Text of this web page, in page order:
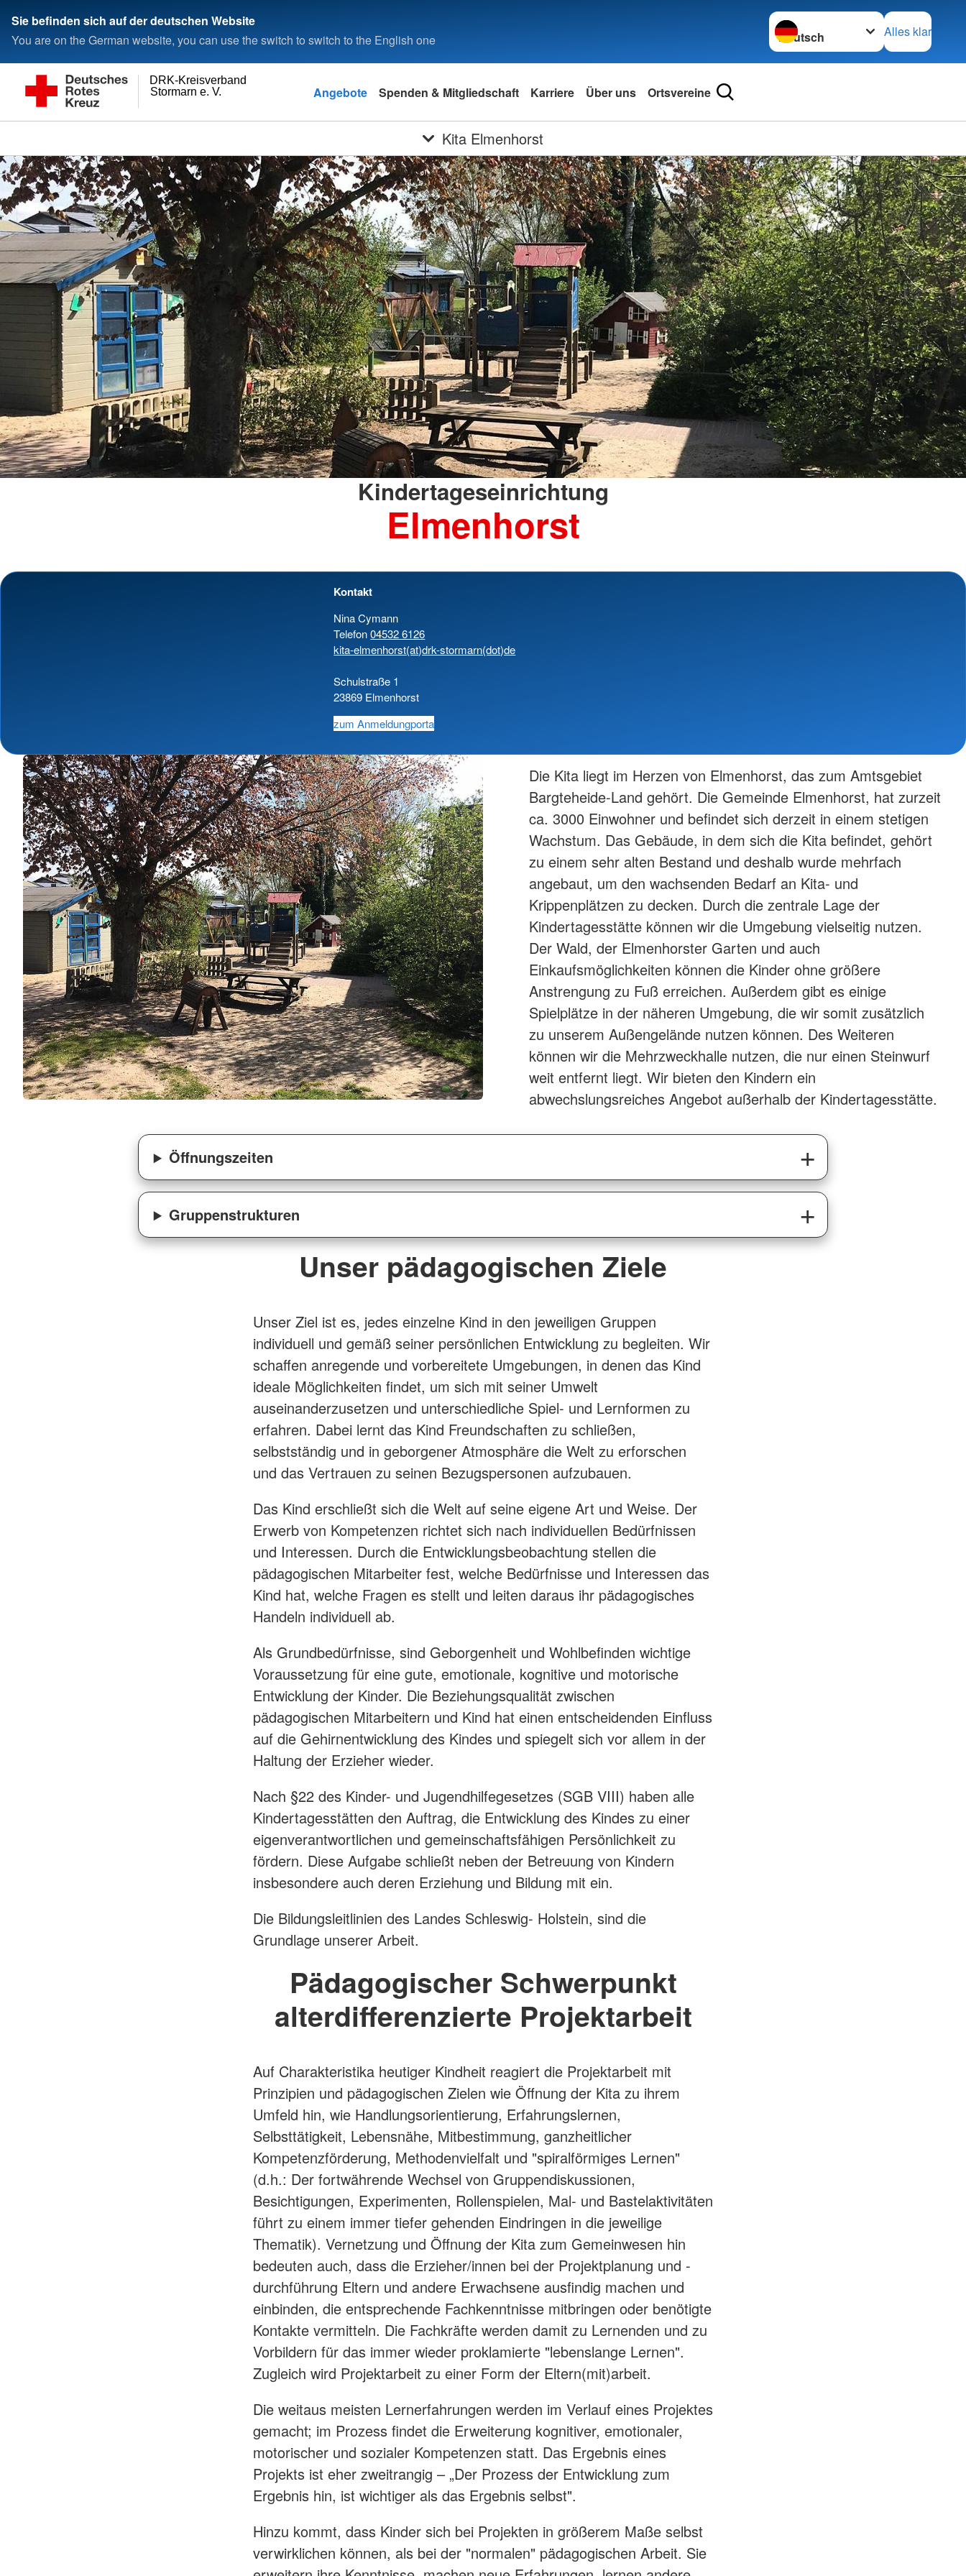
Sie befinden sich auf der deutschen Website
You are on the German website, you can use the switch to switch to the English one
Sprache wechseln zu
Alles klar
Stormarn e. V.
DRK-Kreisverband
Angebote Spenden & Mitgliedschaft Karriere Über uns Ortsvereine
Kita Elmenhorst
Kindertageseinrichtung
Elmenhorst
Kontakt
Nina Cymann
Telefon04532 6126
kita-elmenhorst(at)drk-stormarn(dot)de
Schulstraße 1
23869 Elmenhorst
zum Anmeldungporta
Die Kita liegt im Herzen von Elmenhorst, das zum Amtsgebiet
Bargteheide-Land gehört. Die Gemeinde Elmenhorst, hat zurzeit
ca. 3000 Einwohner und befindet sich derzeit in einem stetigen
Wachstum. Das Gebäude, in dem sich die Kita befindet, gehört
zu einem sehr alten Bestand und deshalb wurde mehrfach
angebaut, um den wachsenden Bedarf an Kita- und
Krippenplätzen zu decken. Durch die zentrale Lage der
Kindertagesstätte können wir die Umgebung vielseitig nutzen.
Der Wald, der Elmenhorster Garten und auch
Einkaufsmöglichkeiten können die Kinder ohne größere
Anstrengung zu Fuß erreichen. Außerdem gibt es einige
Spielplätze in der näheren Umgebung, die wir somit zusätzlich
zu unserem Außengelände nutzen können. Des Weiteren
können wir die Mehrzweckhalle nutzen, die nur einen Steinwurf
weit entfernt liegt. Wir bieten den Kindern ein
abwechslungsreiches Angebot außerhalb der Kindertagesstätte.
Öffnungszeiten
Gruppenstrukturen
Unser pädagogischen Ziele
Unser Ziel ist es, jedes einzelne Kind in den jeweiligen Gruppen
individuell und gemäß seiner persönlichen Entwicklung zu begleiten. Wir
schaffen anregende und vorbereitete Umgebungen, in denen das Kind
ideale Möglichkeiten findet, um sich mit seiner Umwelt
auseinanderzusetzen und unterschiedliche Spiel- und Lernformen zu
erfahren. Dabei lernt das Kind Freundschaften zu schließen,
selbstständig und in geborgener Atmosphäre die Welt zu erforschen
und das Vertrauen zu seinen Bezugspersonen aufzubauen.
Das Kind erschließt sich die Welt auf seine eigene Art und Weise. Der
Erwerb von Kompetenzen richtet sich nach individuellen Bedürfnissen
und Interessen. Durch die Entwicklungsbeobachtung stellen die
pädagogischen Mitarbeiter fest, welche Bedürfnisse und Interessen das
Kind hat, welche Fragen es stellt und leiten daraus ihr pädagogisches
Handeln individuell ab.
Als Grundbedürfnisse, sind Geborgenheit und Wohlbefinden wichtige
Voraussetzung für eine gute, emotionale, kognitive und motorische
Entwicklung der Kinder. Die Beziehungsqualität zwischen
pädagogischen Mitarbeitern und Kind hat einen entscheidenden Einfluss
auf die Gehirnentwicklung des Kindes und spiegelt sich vor allem in der
Haltung der Erzieher wieder.
Nach §22 des Kinder- und Jugendhilfegesetzes (SGB VIII) haben alle
Kindertagesstätten den Auftrag, die Entwicklung des Kindes zu einer
eigenverantwortlichen und gemeinschaftsfähigen Persönlichkeit zu
fördern. Diese Aufgabe schließt neben der Betreuung von Kindern
insbesondere auch deren Erziehung und Bildung mit ein.
Die Bildungsleitlinien des Landes Schleswig- Holstein, sind die
Grundlage unserer Arbeit.
Pädagogischer Schwerpunkt
alterdifferenzierte Projektarbeit
Auf Charakteristika heutiger Kindheit reagiert die Projektarbeit mit
Prinzipien und pädagogischen Zielen wie Öffnung der Kita zu ihrem
Umfeld hin, wie Handlungsorientierung, Erfahrungslernen,
Selbsttätigkeit, Lebensnähe, Mitbestimmung, ganzheitlicher
Kompetenzförderung, Methodenvielfalt und "spiralförmiges Lernen"
(d.h.: Der fortwährende Wechsel von Gruppendiskussionen,
Besichtigungen, Experimenten, Rollenspielen, Mal- und Bastelaktivitäten
führt zu einem immer tiefer gehenden Eindringen in die jeweilige
Thematik). Vernetzung und Öffnung der Kita zum Gemeinwesen hin
bedeuten auch, dass die Erzieher/innen bei der Projektplanung und -
durchführung Eltern und andere Erwachsene ausfindig machen und
einbinden, die entsprechende Fachkenntnisse mitbringen oder benötigte
Kontakte vermitteln. Die Fachkräfte werden damit zu Lernenden und zu
Vorbildern für das immer wieder proklamierte "lebenslange Lernen".
Zugleich wird Projektarbeit zu einer Form der Eltern(mit)arbeit.
Die weitaus meisten Lernerfahrungen werden im Verlauf eines Projektes
gemacht; im Prozess findet die Erweiterung kognitiver, emotionaler,
motorischer und sozialer Kompetenzen statt. Das Ergebnis eines
Projekts ist eher zweitrangig – „Der Prozess der Entwicklung zum
Ergebnis hin, ist wichtiger als das Ergebnis selbst".
Hinzu kommt, dass Kinder sich bei Projekten in größerem Maße selbst
verwirklichen können, als bei der "normalen" pädagogischen Arbeit. Sie